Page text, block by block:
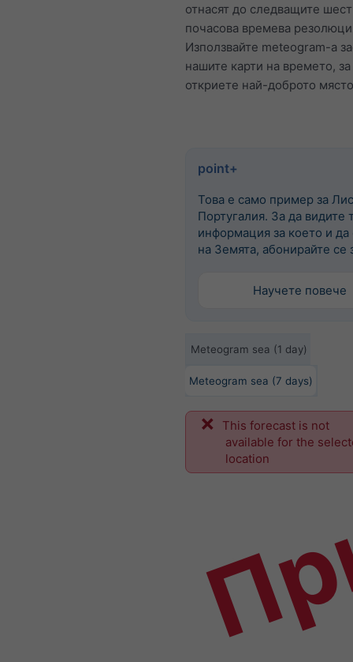
отнасят до следващите
почасова времева
Използвайте meteogram-а
нашите карти на времето,
откриете най-доброто
point+
Това е само пример за
Португалия. За да видите
информация за което и да
на Земята, абонирайте се
Научете повече
Meteogram sea (1 day)
Meteogram sea (7 days)
This forecast is not
available for the
location